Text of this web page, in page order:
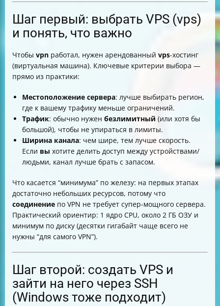
Шаг первый: выбрать VPS (vps)
и понять, что важно
Чтобы vpn работал, нужен арендованный vps-хостинг
(виртуальная машина). Ключевые критерии выбора —
прямо из практики:
Местоположение сервера: лучше выбирать регион,
где к вашему трафику меньше ограничений.
Трафик: обычно нужен безлимитный (или хотя бы
большой), чтобы не упираться в лимиты.
Ширина канала: чем шире, тем лучше скорость.
Если вы хотите делить доступ между устройствами/
людьми, канал лучше брать с запасом.
Что касается “минимума” по железу: на первых этапах
достаточно небольших ресурсов, потому что
соединение по VPN не требует супер-мощного сервера.
Практический ориентир: 1 ядро CPU, около 2 ГБ ОЗУ и
минимум по диску (десятки гигабайт чаще всего не
нужны “для самого VPN”).
Шаг второй: создать VPS и
зайти на него через SSH
(Windows тоже подходит)